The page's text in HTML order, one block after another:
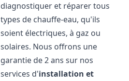
diagnostiquer et réparer tous
types de chauffe-eau, qu'ils
soient électriques, à gaz ou
solaires. Nous offrons une
garantie de 2 ans sur nos
services d'installation et